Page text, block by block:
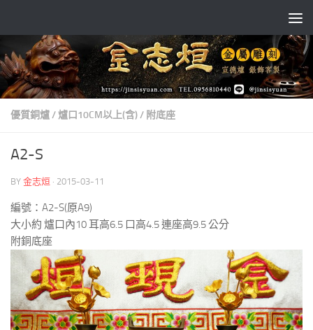
優質銅爐/爐口10CM以上(含)/ 附底座
A2-S
BY 金志烜 · 2015-03-11
編號：A2-S(原A9)
大小約 爐口內10 耳高6.5 口高4.5 連座高9.5 公分
附銅底座